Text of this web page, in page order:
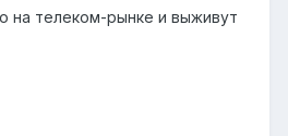
на телеком-рынке и выживут